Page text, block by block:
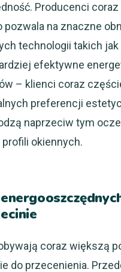
Producenci
na znaczne
technologii takich
efektywne
– klienci coraz
preferencji
naprzeciw tym
okiennych.
coraz większą
do przecenienia.